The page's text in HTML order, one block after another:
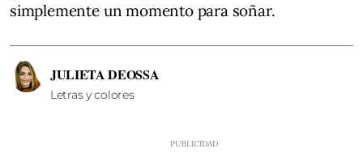
simplemente un momento para soñar.
JULIETA DEOSSA
Letras y colores